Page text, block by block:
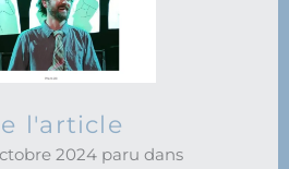
l'article
2024 paru dans